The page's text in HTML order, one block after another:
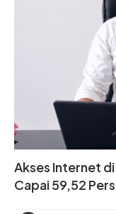
Akses Internet
Capai 59,52